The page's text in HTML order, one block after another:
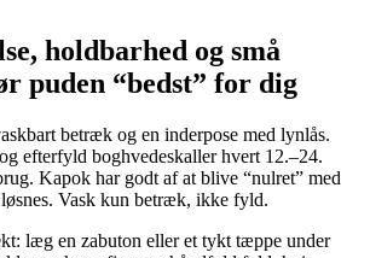
holdbarhed og små
puden “bedst” for dig
betræk og en inderpose med lynlås.
efterfyld boghvedeskaller hvert 12.–24.
Kapok har godt af at blive “nulret” med
Vask kun betræk, ikke fyld.
læg en zabuton eller et tykt tæppe under